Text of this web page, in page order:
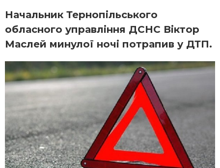
Начальник Тернопільського
обласного управління ДСНС Віктор
Маслей минулої ночі потрапив у ДТП.